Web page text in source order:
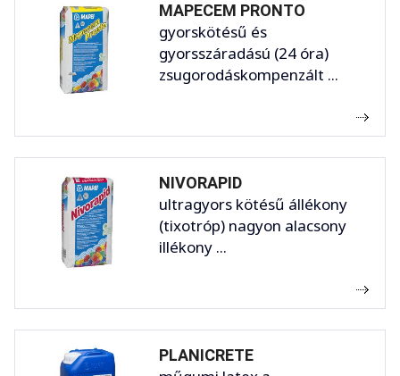
MAPECEM PRONTO
gyorskötésű és
gyorsszáradású (24 óra)
zsugorodáskompenzált ...
NIVORAPID
ultragyors kötésű állékony
(tixotróp) nagyon alacsony
illékony ...
PLANICRETE